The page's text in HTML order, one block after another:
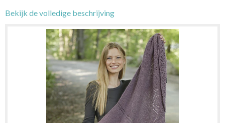
Bekijk de volledige beschrijving